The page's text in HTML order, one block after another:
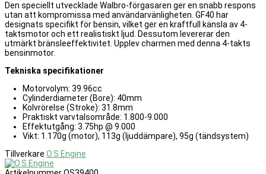
Den speciellt utvecklade Walbro-förgasaren ger en snabb respons
utan att kompromissa med användarvänligheten. GF40 har
designats specifikt för bensin, vilket ger en kraftfull känsla av 4-
taktsmotor och ett realistiskt ljud. Dessutom levererar den
utmärkt bränsleeffektivitet. Upplev charmen med denna 4-takts
bensinmotor.
Tekniska specifikationer
Motorvolym: 39.96cc
Cylinderdiameter (Bore): 40mm
Kolvrörelse (Stroke): 31.8mm
Praktiskt varvtalsområde: 1.800-9.000
Effektutgång: 3.75hp @ 9.000
Vikt: 1.170g (motor), 113g (ljuddämpare), 95g (tändsystem)
Tillverkare O.S.Engine